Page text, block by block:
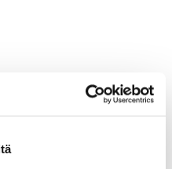
-tunti on monipuolinen
tahtiin. Tunnilla